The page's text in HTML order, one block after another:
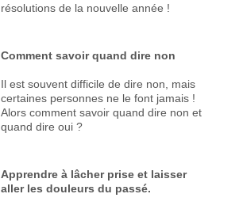
résolutions de la nouvelle année !
Comment savoir quand dire non
Il est souvent difficile de dire non, mais
certaines personnes ne le font jamais !
Alors comment savoir quand dire non et
quand dire oui ?
Apprendre à lâcher prise et laisser
aller les douleurs du passé.